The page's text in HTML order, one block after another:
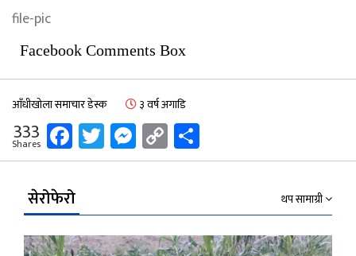
file-pic
Facebook Comments Box
आँधीखोला समाचार डेस्क ३ वर्ष अगाडि
333
Shares Facebook
Twitter
Messenger
Copy
Link
सेरोफेरो थप सामाग्री